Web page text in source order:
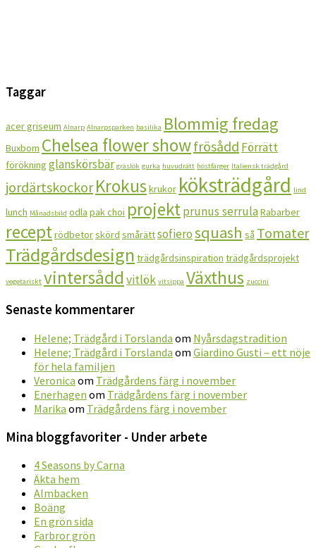
Taggar
acer griseum Alnarp Alnarpsparken basilika Blommig fredag
Buxbom Chelsea flower showfrösådd Förrätt
förökning glanskörsbär gräslök gurka huvudrätt höstfärger Italiensk trädgård
jordärtskockor Krokus krukor köksträdgård lind
lunch Månadsbild odla pak choi projektprunus serrulaRabarber
receptrödbetorskörd smårättsofierosquash så Tomater
Trädgårdsdesign trädgårdsinspiration trädgårdsprojekt
vegetariskt vintersådd vitlök vitsippa Växthus zuccini
Senaste kommentarer
Helene; Trädgård i Torslanda om Nyårsdagstradition
Helene; Trädgård i Torslanda om Giardino Gusti – ett nöje
för hela familjen
Veronica om Trädgårdens färg i november
Enerhagen om Trädgårdens färg i november
Marika om Trädgårdens färg i november
Mina bloggfavoriter - Under arbete
4 Seasons by Carna
Äkta hem
Almbacken
Boäng
En grön sida
Farbror grön